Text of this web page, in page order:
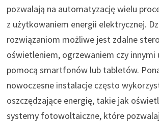
pozwalają na automatyzację wielu
z użytkowaniem energii elektrycznej.
rozwiązaniom możliwe jest zdalne
oświetleniem, ogrzewaniem czy innymi
pomocą smartfonów lub tabletów.
nowoczesne instalacje często
oszczędzające energię, takie jak
systemy fotowoltaiczne, które